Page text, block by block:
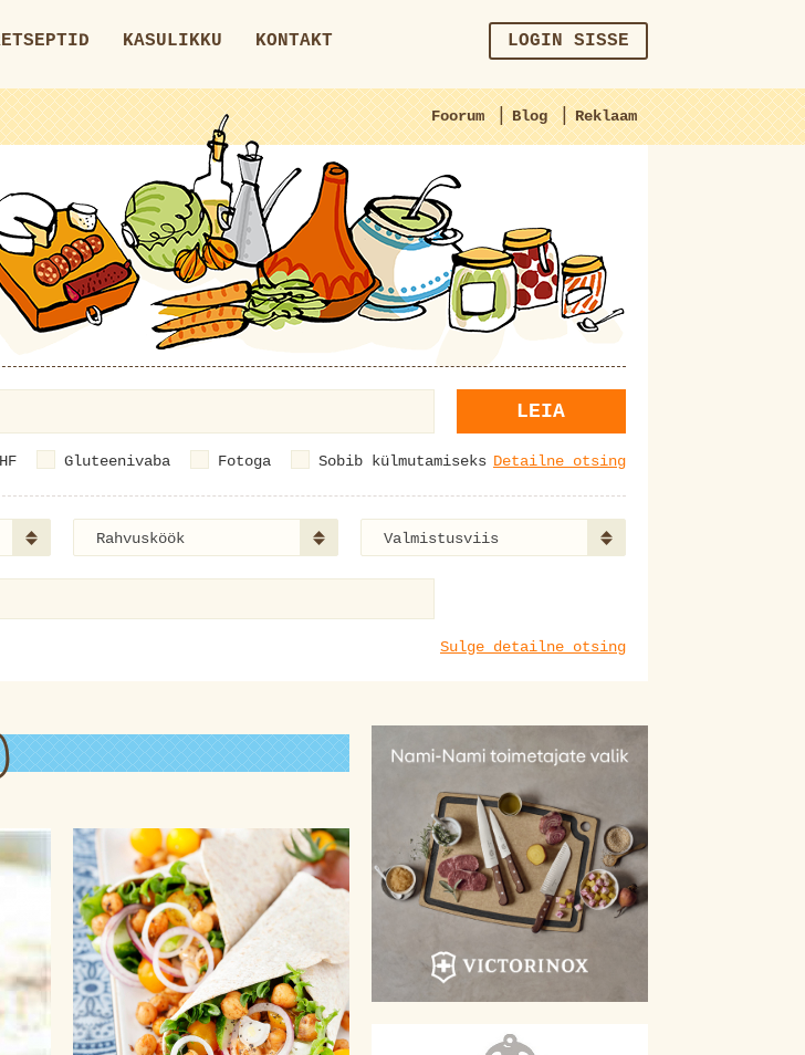
KASULIKKU KONTAKT LOGIN SISSE
Foorum | Blog | Reklaam
LEIA
Gluteenivaba Fotoga Sobib külmutamiseks Detailne otsing
Rahvusköök Valmistusviis
Sulge detailne otsing